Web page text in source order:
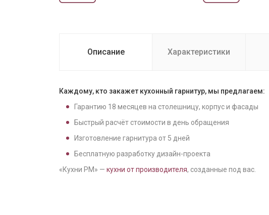
Описание Характеристики
Каждому, кто закажет кухонный гарнитур, мы предлагаем:
Гарантию 18 месяцев на столешницу, корпус и фасады
Быстрый расчёт стоимости в день обращения
Изготовление гарнитура от 5 дней
Бесплатную разработку дизайн-проекта
«Кухни РМ» — кухни от производителя, созданные под вас.